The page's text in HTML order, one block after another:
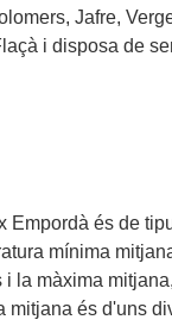
Jafre,
i disposa de
Empordà és de
mínima
la màxima
mitjana és d'uns